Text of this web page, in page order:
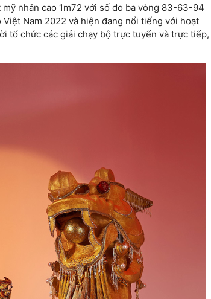
nhân cao 1m72 với số đo ba vòng 83-63-94
Nam 2022 và hiện đang nổi tiếng với hoạt
tổ chức các giải chạy bộ trực tuyến và trực tiếp,